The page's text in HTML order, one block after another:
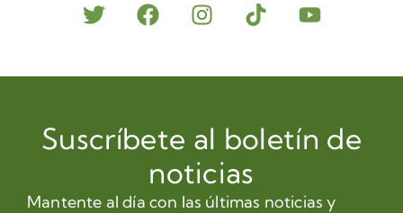
Suscríbete al boletín de
noticias
Mantente al día con las últimas noticias y